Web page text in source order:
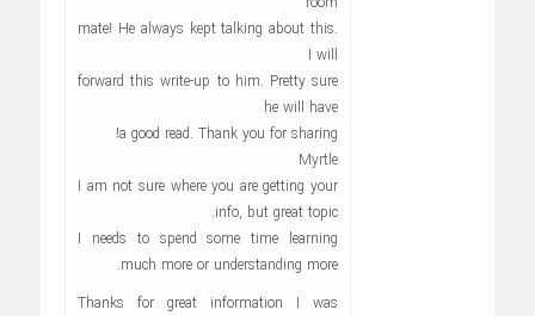
mate! He always kept talking about this.
I will
forward this write-up to him. Pretty sure
he will have
a good read. Thank you for sharing!
Myrtle
I am not sure where you are getting your
info, but great topic.
I needs to spend some time learning
much more or understanding more.
Thanks for great information I was